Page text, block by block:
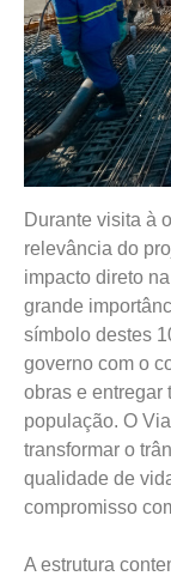
Durante visita à
relevância do
impacto direto
grande
símbolo destes
governo com o
obras e entregar
população. O
transformar o
qualidade de
compromisso
A estrutura